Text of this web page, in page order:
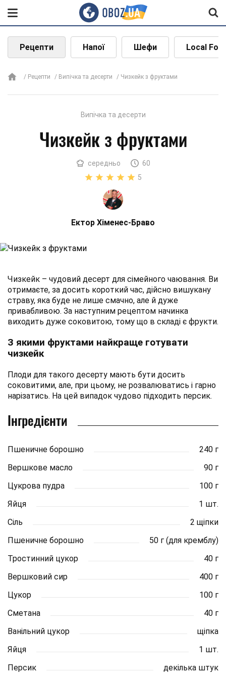
Рецепти Напої Шефи Local
Рецепти Випічка та десерти Чизкейк з фруктами
Випічка та десерти
Чизкейк з фруктами
середньо
60
5
Ектор Хіменес-Браво
Чизкейк – чудовий десерт для сімейного чаювання. Ви
отримаєте, за досить короткий час, дійсно вишукану
страву, яка буде не лише смачно, але й дуже
привабливою. За наступним рецептом начинка
виходить дуже соковитою, тому що в складі є фрукти.
З якими фруктами найкраще готувати
чизкейк
Плоди для такого десерту мають бути досить
соковитими, але, при цьому, не розвалюватись і гарно
нарізатись. На цей випадок чудово підходить персик.
Інгредієнти
Пшеничне борошно
240 г
Вершкове масло
90 г
Цукрова пудра
100 г
Яйця
1 шт.
Сіль
2 щіпки
Пшеничне борошно
50 г (для кремблу)
Тростинний цукор
40 г
Вершковий сир
400 г
Цукор
100 г
Сметана
40 г
Ванільний цукор
щіпка
Яйця
1 шт.
Персик
декілька штук